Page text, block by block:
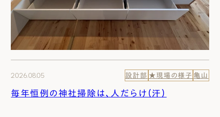
2026.08.05 設計部 ★現場の様子 亀山
毎年恒例の神社掃除は、人だらけ（汗）